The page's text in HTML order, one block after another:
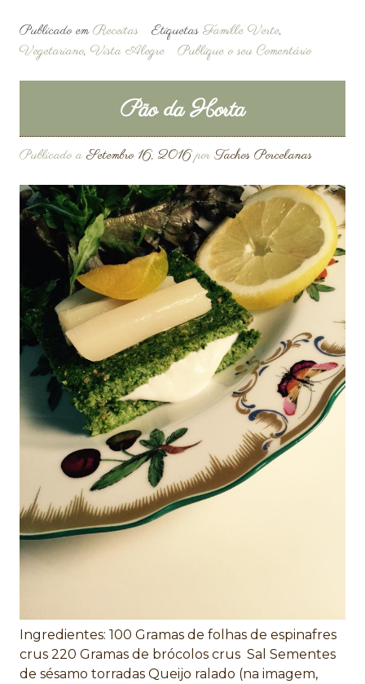
Publicado emReceitas Etiquetas Famille Verte,
Vegetariano, Vista Alegre Publique o seu Comentário
Pão da Horta
Publicado a Setembro 16, 2016por Tachos Porcelanas
Ingredientes: 100 Gramas de folhas de espinafres
crus 220 Gramas de brócolos crus Sal Sementes
de sésamo torradas Queijo ralado (na imagem,